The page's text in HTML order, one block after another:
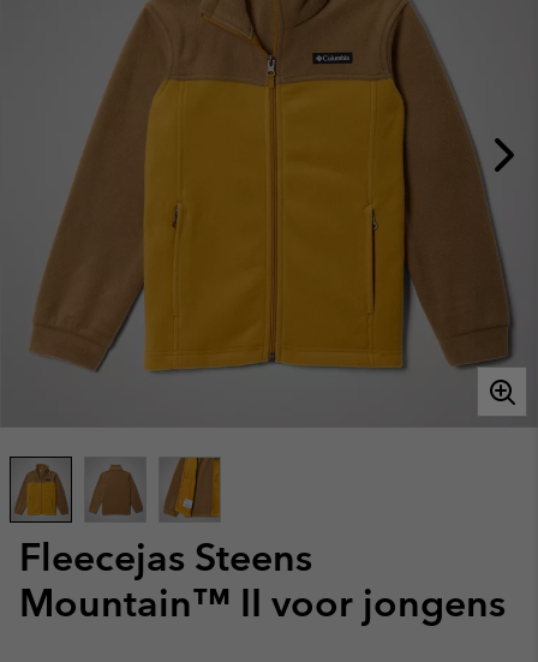
Fleecejas Steens
Mountain™ II voor jongens